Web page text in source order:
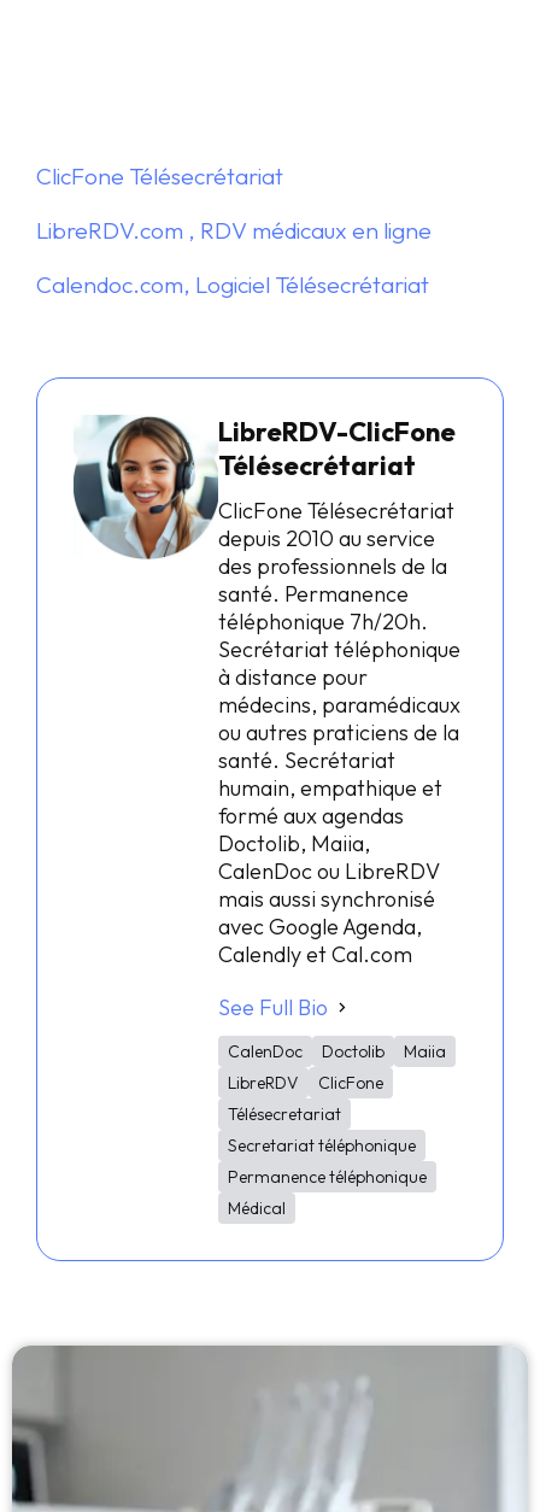
ClicFone Télésecrétariat
LibreRDV.com , RDV médicaux en ligne
Calendoc.com, Logiciel Télésecrétariat
LibreRDV-ClicFone
Télésecrétariat
ClicFone Télésecrétariat
depuis 2010 au service
des professionnels de la
santé. Permanence
téléphonique 7h/20h.
Secrétariat téléphonique
à distance pour
médecins, paramédicaux
ou autres praticiens de la
santé. Secrétariat
humain, empathique et
formé aux agendas
Doctolib, Maiia,
CalenDoc ou LibreRDV
mais aussi synchronisé
avec Google Agenda,
Calendly et Cal.com
See Full Bio
CalenDoc Doctolib
Maiia
LibreRDV
ClicFone
Télésecretariat
Secretariat téléphonique
Permanence téléphonique
Médical